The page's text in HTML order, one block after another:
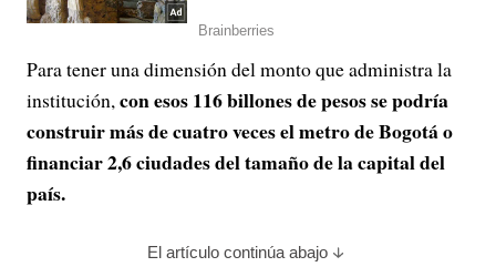
Para tener una dimensión del monto que administra la
institución, con esos 116 billones de pesos se podría
construir más de cuatro veces el metro de Bogotá o
financiar 2,6 ciudades del tamaño de la capital del
país.
El artículo continúa abajo